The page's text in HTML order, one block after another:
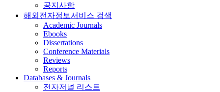
공지사항
해외전자정보서비스 검색
Academic Journals
Ebooks
Dissertations
Conference Materials
Reviews
Reports
Databases & Journals
전자저널 리스트